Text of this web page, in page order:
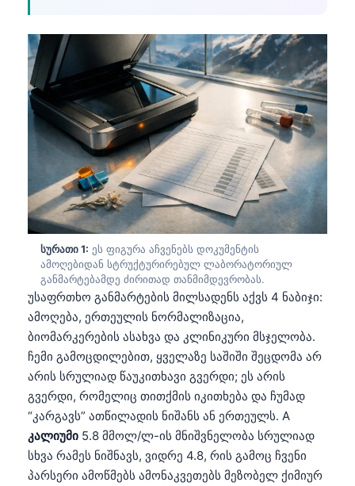
სურათი 1: ეს ფიგურა აჩვენებს დოკუმენტის
ამოღებიდან სტრუქტურირებულ ლაბორატორიულ
განმარტებამდე ძირითად თანმიმდევრობას.
უსაფრთხო განმარტების მილსადენს აქვს 4 ნაბიჯი:
ამოღება, ერთეულის ნორმალიზაცია,
ბიომარკერების ასახვა და კლინიკური მსჯელობა.
ჩემი გამოცდილებით, ყველაზე საშიში შეცდომა არ
არის სრულიად წაუკითხავი გვერდი; ეს არის
გვერდი, რომელიც თითქმის იკითხება და ჩუმად
“კარგავს” ათწილადის ნიშანს ან ერთეულს. A
კალიუმი 5.8 მმოლ/ლ-ის მნიშვნელობა სრულიად
სხვა რამეს ნიშნავს, ვიდრე 4.8, რის გამოც ჩვენი
პარსერი ამოწმებს ამონაკვეთებს მეზობელ ქიმიურ